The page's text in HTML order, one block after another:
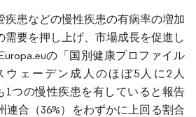
疾患などの慢性疾患の有病率の増加
需要を押し上げ、市場成長を促進し
の「国別健康プロファイル
ウェーデン成人のほぼ5人に2人
1つの慢性疾患を有していると報告
連合（36%）をわずかに上回る割合